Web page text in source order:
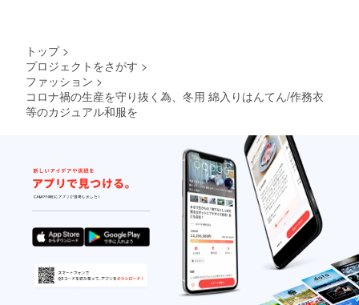
トップ >
プロジェクトをさがす >
ファッション >
コロナ禍の生産を守り抜く為、冬用 綿入りはんてん/作務衣
等のカジュアル和服を